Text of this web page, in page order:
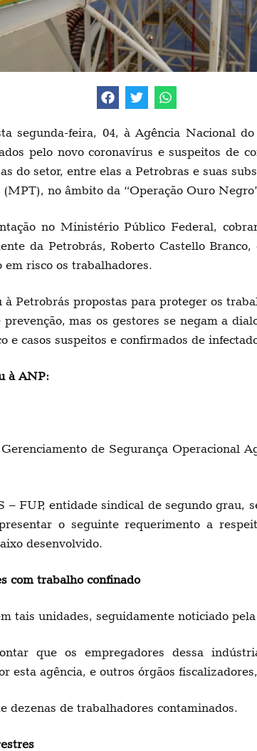
segunda-feira, 04, à Agência Nacional
pelo novo coronavírus e suspeitos de
do setor, entre elas a Petrobras e suas
no âmbito da “Operação Ouro
no Ministério Público Federal,
da Petrobrás, Roberto Castello
em risco os trabalhadores.
Petrobrás propostas para proteger os
mas os gestores se negam a
casos suspeitos e confirmados de
à ANP:
de Segurança Operacional
FUP, entidade sindical de segundo grau,
o seguinte requerimento a
desenvolvido.
com trabalho confinado
tais unidades, seguidamente noticiado
que os empregadores dessa
agência, e outros órgãos
dezenas de trabalhadores contaminados.